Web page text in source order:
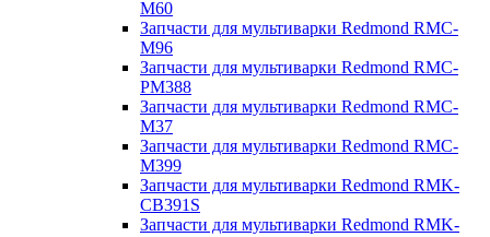
M60
Запчасти для мультиварки Redmond RMC-
M96
Запчасти для мультиварки Redmond RMC-
PM388
Запчасти для мультиварки Redmond RMC-
M37
Запчасти для мультиварки Redmond RMC-
M399
Запчасти для мультиварки Redmond RMK-
CB391S
Запчасти для мультиварки Redmond RMK-